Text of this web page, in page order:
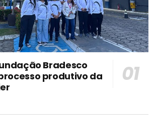
Bradesco
produtivo da